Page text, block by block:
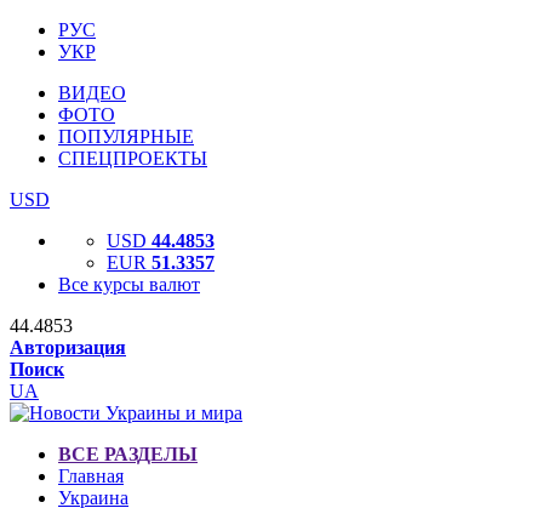
РУС
УКР
ВИДЕО
ФОТО
ПОПУЛЯРНЫЕ
СПЕЦПРОЕКТЫ
USD
USD 44.4853
EUR 51.3357
Все курсы валют
44.4853
Авторизация
Поиск
UA
ВСЕ РАЗДЕЛЫ
Главная
Украина